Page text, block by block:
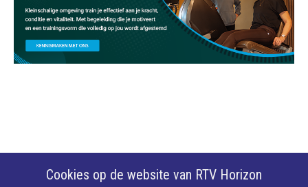
Cookies op de website van RTV Horizon